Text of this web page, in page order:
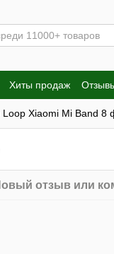
Хиты продаж
отзыв или